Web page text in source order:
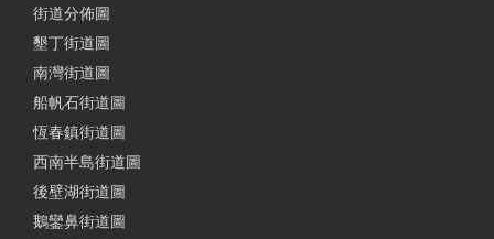
街道分佈圖
墾丁街道圖
南灣街道圖
船帆石街道圖
恆春鎮街道圖
西南半島街道圖
後壁湖街道圖
鵝鑾鼻街道圖